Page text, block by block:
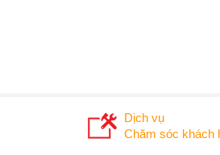
Dịch vụ
Chăm sóc khách